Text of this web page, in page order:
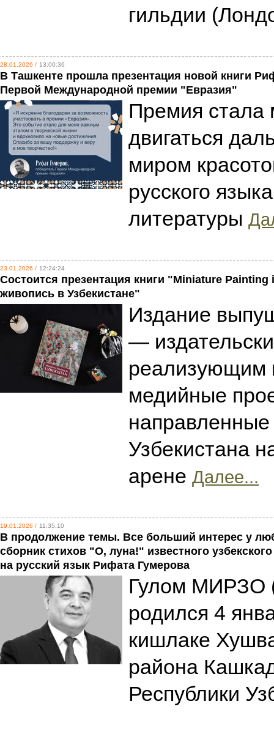
гильдии
28.01.2026 / 13:00:36
В Ташкенте прошла презентация новой книги
Первой Международной премии "Евразия"
Премия
двигаться
миром
русского
литературы
23.01.2026 / 12:24:24
Состоится презентация книги "Miniature
живопись в Узбекистане"
Издание
—
реализующим
медийные
Узбекистана
арене Далее...
19.01.2026 / 11:35:10
В продолжение темы. Все больший интерес у
сборник стихов "О, луна!" известного
на русский язык Рифата Гумерова
Гулом МИРЗО
родился 4
кишлаке
района
Республики